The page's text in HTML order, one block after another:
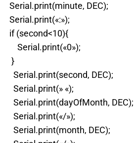
Serial.print(minute, DEC);
Serial.print(«:»);
if (second<10){
Serial.print(«0»);
}
Serial.print(second, DEC);
Serial.print(» «);
Serial.print(dayOfMonth, DEC);
Serial.print(«/»);
Serial.print(month, DEC);